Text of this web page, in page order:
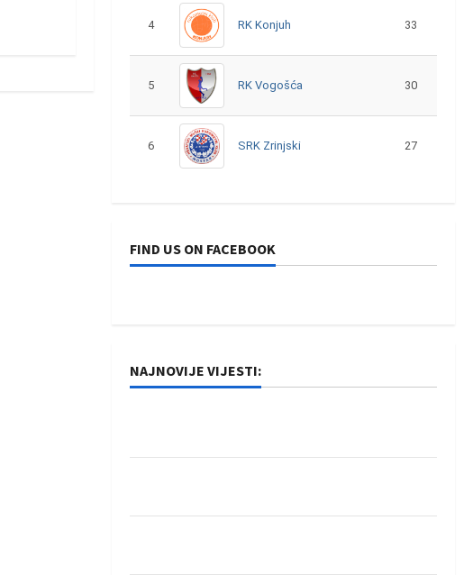
4 RK Konjuh 33
5 RK Vogošća 30
6 SRK Zrinjski 27
FIND US ON FACEBOOK
NAJNOVIJE VIJESTI: